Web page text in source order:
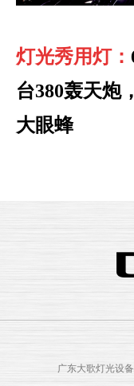
灯光秀用灯：
台380轰天炮
大眼蜂
广东大歌灯光设